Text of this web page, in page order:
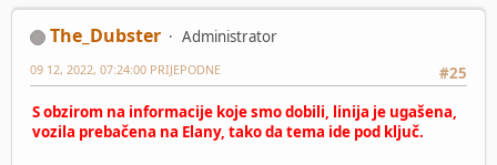
The_Dubster
Administrator
#25
09 12, 2022, 07:24:00 PRIJEPODNE
S obzirom na informacije koje smo dobili, linija je ugašena,
vozila prebačena na Elany, tako da tema ide pod ključ.